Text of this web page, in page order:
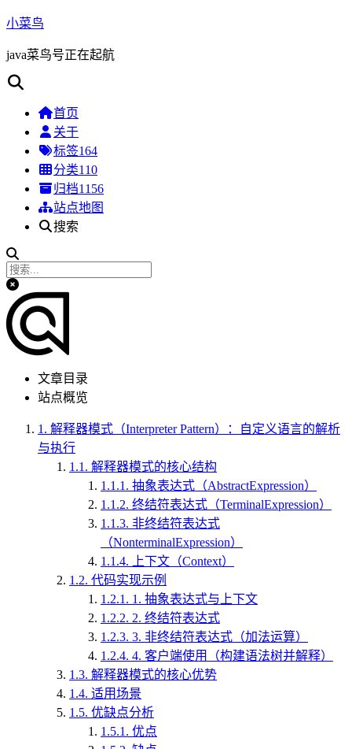
小菜鸟
java菜鸟号正在起航
首页
关于
标签164
分类110
归档1156
站点地图
搜索
文章目录
站点概览
1. 解释器模式（Interpreter Pattern）：自定义语言的解析
与执行
1.1. 解释器模式的核心结构
1.1.1. 抽象表达式（AbstractExpression）
1.1.2. 终结符表达式（TerminalExpression）
1.1.3. 非终结符表达式
（NonterminalExpression）
1.1.4.
上下文（Context）
1.2. 代码实现示例
1.2.1. 1. 抽象表达式与上下文
1.2.2. 2. 终结符表达式
1.2.3. 3. 非终结符表达式（加法运算）
1.2.4. 4. 客户端使用（构建语法树并解释）
1.3. 解释器模式的核心优势
1.4. 适用场景
1.5. 优缺点分析
1.5.1. 优点